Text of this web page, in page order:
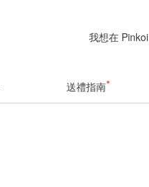
我想在
送禮指南